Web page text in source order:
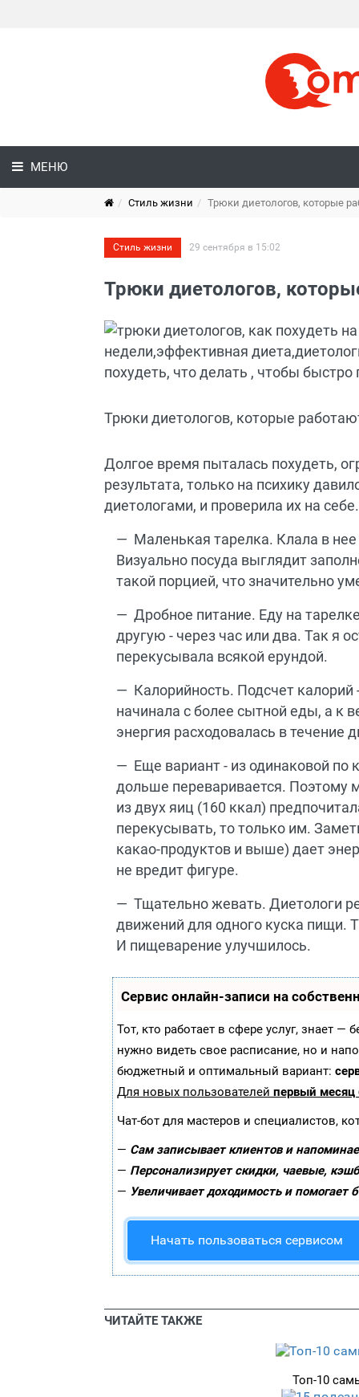
МЕНЮ
Стиль жизни Трюки диетологов, которые
Стиль жизни 29 сентября в 15:02
Трюки диетологов,
Трюки диетологов, которые
Долгое время пыталась похудеть,
результата, только на психику
диетологами, и проверила их на
Маленькая тарелка. Клала в
Визуально посуда выглядит
такой порцией, что значительно
Дробное питание. Еду на
другую - через час или два. Так я
перекусывала всякой ерундой.
Калорийность. Подсчет калорий
начинала с более сытной еды, а к
энергия расходовалась в течение
Еще вариант - из одинаковой по
дольше переваривается. Поэтому
из двух яиц (160 ккал)
перекусывать, то только им.
какао-продуктов и выше) дает
не вредит фигуре.
Тщательно жевать. Диетологи
движений для одного куска пищи.
И пищеварение улучшилось.
Сервис онлайн-записи на
Тот, кто работает в сфере услуг, знает
нужно видеть свое расписание, но и
бюджетный и оптимальный вариант:
Для новых пользователей первый месяц
Чат-бот для мастеров и специалистов,
— Сам записывает клиентов и
— Персонализирует скидки, чаевые,
— Увеличивает доходимость и помогает
Начать пользоваться сервисом
ЧИТАЙТЕ ТАКЖЕ
Топ-10